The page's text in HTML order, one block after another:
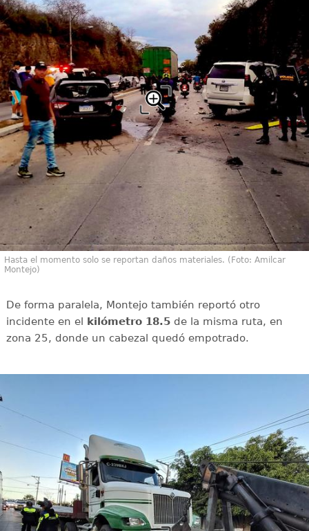
Hasta el momento solo se reportan daños materiales. (Foto: Amilcar
Montejo)
De forma paralela, Montejo también reportó otro
incidente en el kilómetro 18.5de la misma ruta, en
zona 25, donde un cabezal quedó empotrado.